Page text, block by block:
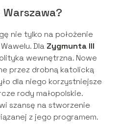
nie tylko na położenie
Dla Zygmunta III
wewnętrzna. Nowe
przez drobną katolicką
dla niego korzystniejsze
rody małopolskie.
szansę na stworzenie
z jego programem.